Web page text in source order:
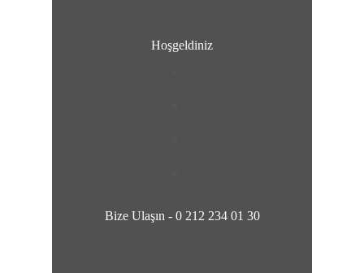
Hoşgeldiniz
Bize Ulaşın - 0 212 234 01 30